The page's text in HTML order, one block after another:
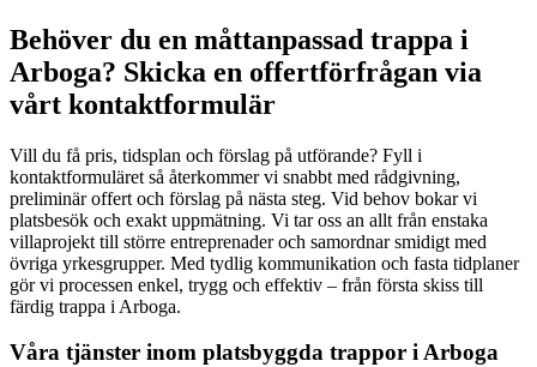
Behöver du en måttanpassad trappa i
Arboga? Skicka en offertförfrågan via
vårt kontaktformulär
Vill du få pris, tidsplan och förslag på utförande? Fyll i
kontaktformuläret så återkommer vi snabbt med rådgivning,
preliminär offert och förslag på nästa steg. Vid behov bokar vi
platsbesök och exakt uppmätning. Vi tar oss an allt från enstaka
villaprojekt till större entreprenader och samordnar smidigt med
övriga yrkesgrupper. Med tydlig kommunikation och fasta tidplaner
gör vi processen enkel, trygg och effektiv – från första skiss till
färdig trappa i Arboga.
Våra tjänster inom platsbyggda trappor i Arboga